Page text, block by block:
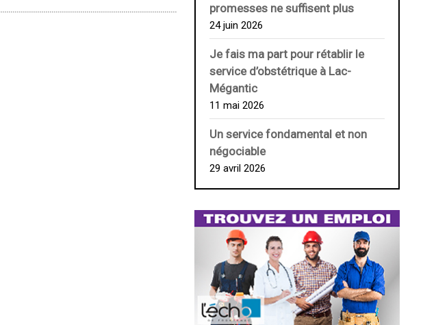
promesses ne suffisent plus
24 juin 2026
Je fais ma part pour rétablir le
service d’obstétrique à Lac-
Mégantic
11 mai 2026
Un service fondamental et non
négociable
29 avril 2026